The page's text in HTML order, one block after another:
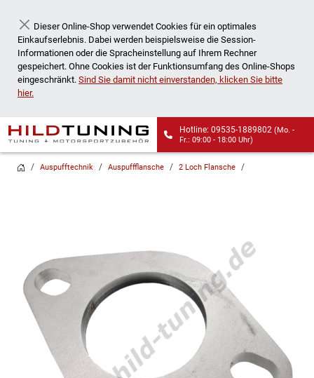
Schließen
Dieser Online-Shop verwendet Cookies für ein optimales
Einkaufserlebnis. Dabei werden beispielsweise die Session-
Informationen oder die Spracheinstellung auf Ihrem Rechner
gespeichert. Ohne Cookies ist der Funktionsumfang des Online-Shops
eingeschränkt. Sind Sie damit nicht einverstanden, klicken Sie bitte
hier.
Hotline: 09535-1889802(Mo. -
Fr.: 09:00 - 18:00 Uhr)
Packstationen!
Auspufftechnik Auspuffflansche 2 Loch Flansche